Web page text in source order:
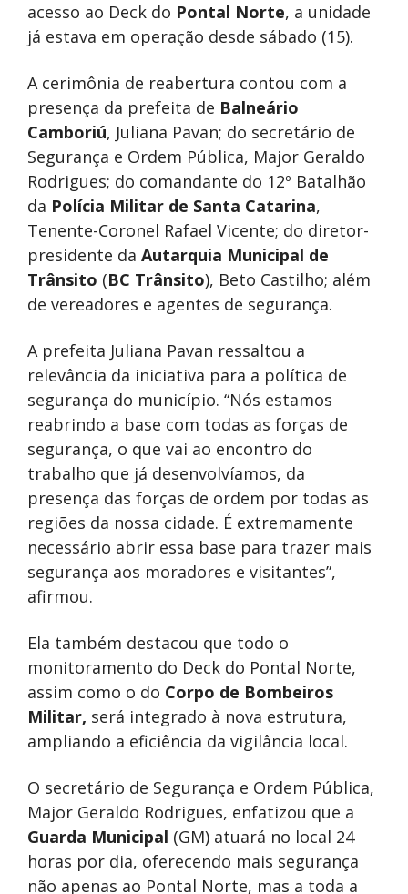
acesso ao Deck do Pontal Norte, a unidade
já estava em operação desde sábado (15).
A cerimônia de reabertura contou com a
presença da prefeita de Balneário
Camboriú, Juliana Pavan; do secretário de
Segurança e Ordem Pública, Major Geraldo
Rodrigues; do comandante do 12º Batalhão
da Polícia Militar de Santa Catarina,
Tenente-Coronel Rafael Vicente; do diretor-
presidente da Autarquia Municipal de
Trânsito (BC Trânsito), Beto Castilho; além
de vereadores e agentes de segurança.
A prefeita Juliana Pavan ressaltou a
relevância da iniciativa para a política de
segurança do município. “Nós estamos
reabrindo a base com todas as forças de
segurança, o que vai ao encontro do
trabalho que já desenvolvíamos, da
presença das forças de ordem por todas as
regiões da nossa cidade. É extremamente
necessário abrir essa base para trazer mais
segurança aos moradores e visitantes”,
afirmou.
Ela também destacou que todo o
monitoramento do Deck do Pontal Norte,
assim como o do Corpo de Bombeiros
Militar, será integrado à nova estrutura,
ampliando a eficiência da vigilância local.
O secretário de Segurança e Ordem Pública,
Major Geraldo Rodrigues, enfatizou que a
Guarda Municipal (GM) atuará no local 24
horas por dia, oferecendo mais segurança
não apenas ao Pontal Norte, mas a toda a